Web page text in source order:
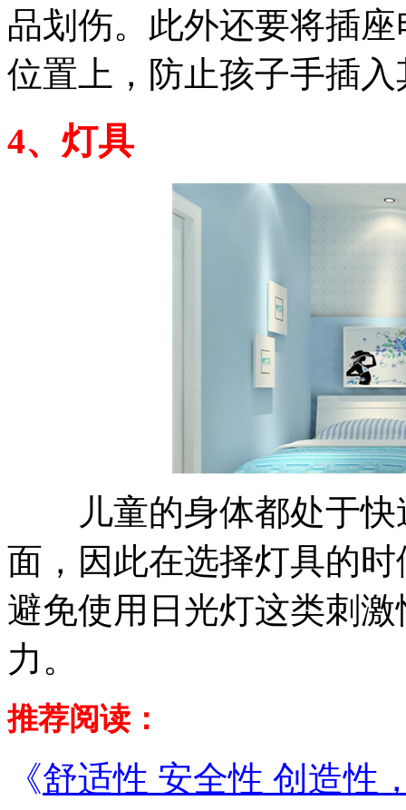
品划伤。此外还要将插
位置上，防止孩子手插入
4、灯具
儿童的身体都处于快
面，因此在选择灯具的
避免使用日光灯这类刺
力。
推荐阅读：
《舒适性 安全性 创造性